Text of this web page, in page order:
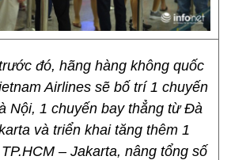
đó, hãng hàng không quốc
Airlines sẽ bố trí 1 chuyến
Nội, 1 chuyến bay thẳng từ Đà
và triển khai tăng thêm 1
– Jakarta, nâng tổng số